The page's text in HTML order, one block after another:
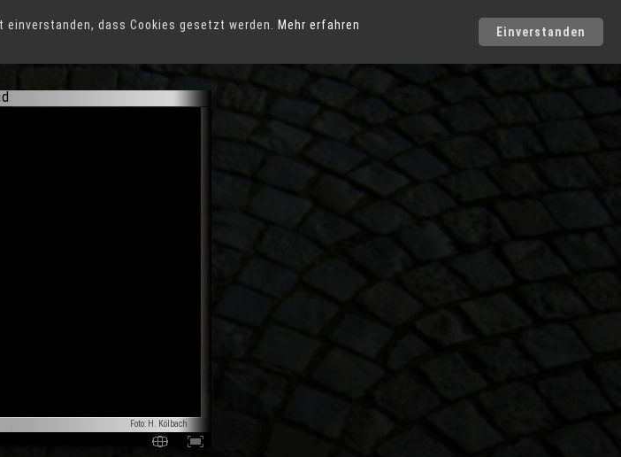
Einverstanden
dass Cookies gesetzt werden. Mehr erfahren
Städte
Photo-Service
Foto: H. Kölbach